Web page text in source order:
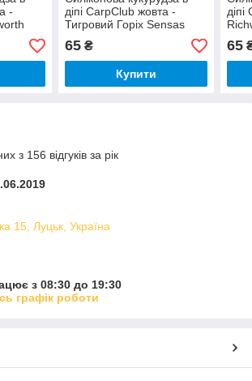
-
діпі CarpClub жовта -
Тигровий Горіх Sensas
65₴
Купити
65
з 156 відгуків за рік
15, Луцьк, Україна
з 08:30 до 19:30
графік роботи